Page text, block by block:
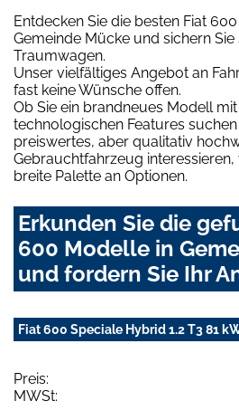
Entdecken Sie die besten Fiat
Gemeinde Mücke und sichern Sie
Traumwagen.
Unser vielfältiges Angebot an
fast keine Wünsche offen.
Ob Sie ein brandneues Modell
technologischen Features
preiswertes, aber qualitativ
Gebrauchtfahrzeug interessieren,
breite Palette an Optionen.
Erkunden Sie die
600 Modelle in
und fordern Sie Ihr
Fiat 600 Speciale Hybrid 1.2 T3 81
Preis:
MWSt: